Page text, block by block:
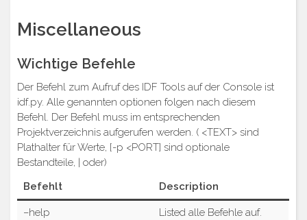
Miscellaneous
Wichtige Befehle
Der Befehl zum Aufruf des IDF Tools auf der Console ist
idf.py. Alle genannten optionen folgen nach diesem
Befehl. Der Befehl muss im entsprechenden
Projektverzeichnis aufgerufen werden. ( <TEXT> sind
Plathalter für Werte, [-p <PORT] sind optionale
Bestandteile, | oder)
Befehlt
Description
–help
Listed alle Befehle auf.